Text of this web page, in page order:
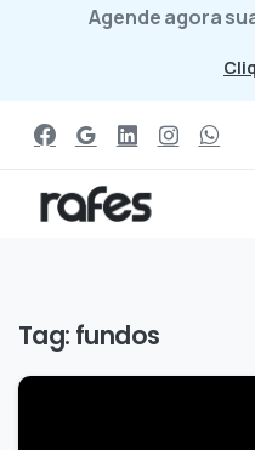
Agende agora
Tag: fundos